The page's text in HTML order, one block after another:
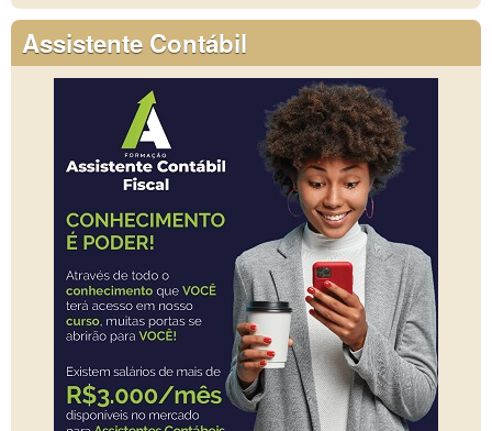
Assistente Contábil